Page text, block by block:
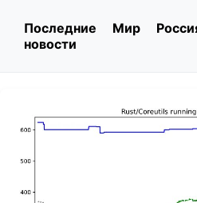
Последние
новости
Мир